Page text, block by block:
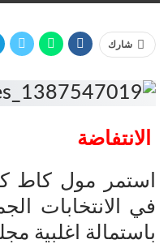
شارك
الانتفاضة
استمر مول كاط
في الانتخابات
باستمالة اغلبية